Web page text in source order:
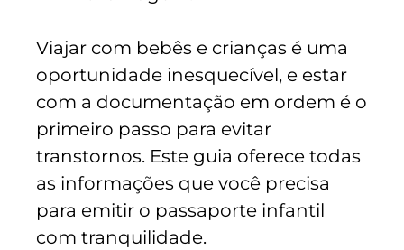
Viajar com bebês e crianças é uma
oportunidade inesquecível, e estar
com a documentação em ordem é o
primeiro passo para evitar
transtornos. Este guia oferece todas
as informações que você precisa
para emitir o passaporte infantil
com tranquilidade.